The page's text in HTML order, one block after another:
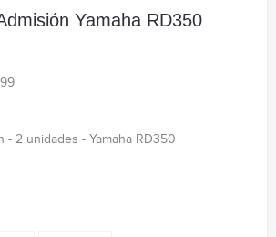
Yamaha RD350
- 2 unidades - Yamaha RD350